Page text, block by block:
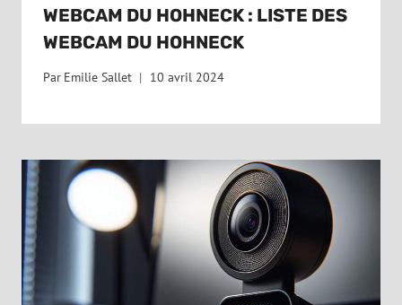
WEBCAM DU HOHNECK : LISTE DES
WEBCAM DU HOHNECK
Par Emilie Sallet 10 avril 2024